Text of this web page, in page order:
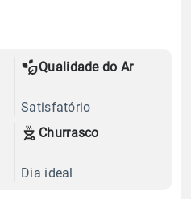
Qualidade do Ar
Satisfatório
Churrasco
Dia ideal